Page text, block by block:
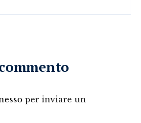
per inviare un